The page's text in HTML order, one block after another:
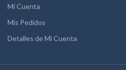
Mi Cuenta
Mis Pedidos
Detalles de Mi Cuenta